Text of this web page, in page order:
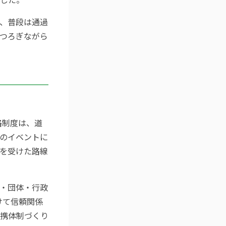
普段は通過
ろぎながら
度は、道
イベントに
受けた路線
団体・行政
信頼関係
体制づくり